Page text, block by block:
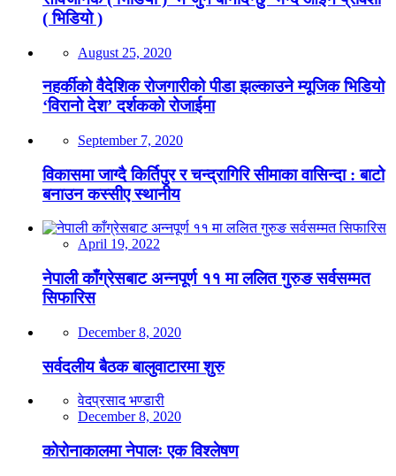
( भिडियो )
August 25, 2020
नहर्कीको वैदेशिक रोजगारीको पीडा झल्काउने म्यूजिक भिडियो
‘विरानो देश’ दर्शकको रोजाईमा
September 7, 2020
विकासमा जाग्दै किर्तिपुर र चन्द्रागिरि सीमाका वासिन्दा : बाटो
बनाउन कस्सीए स्थानीय
April 19, 2022
नेपाली काँग्रेसबाट अन्नपूर्ण ११ मा ललित गुरुङ सर्वसम्मत
सिफारिस
December 8, 2020
सर्वदलीय बैठक बालुवाटारमा शुरु
वेदप्रसाद भण्डारी
December 8, 2020
कोरोनाकालमा नेपालः एक विश्लेषण